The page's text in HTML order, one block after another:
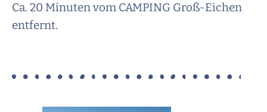
Ca. 20 Minuten vom CAMPING Groß-Eichen
entfernt.